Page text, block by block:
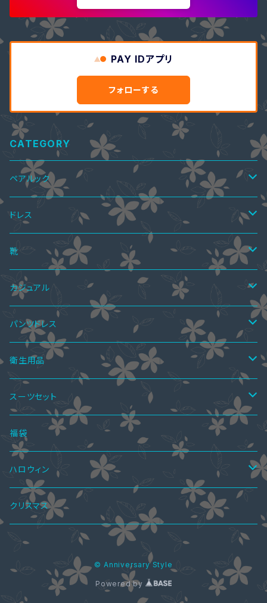
PAY IDアプリ
フォローする
CATEGORY
ペアルック
ペアTシャツ
ペアTシャツ&ワンピース
ペアニット
ペア上下セット
ペア水着
ペアインナー
ペアシャツ
ペアシャツ＆ワンピ
ペアパーカ
ペアマフラー
ペアアクセサリー
ドレス
ワンピース
ミニドレス
ミディアムドレス
ミモレ丈ドレス
オールインワン・パンツドレス
ツーピース
スカートスーツ
パンツスーツ
ボレロ・ショール
パンツドレス
パーティーバッグ
ブラウス
ドレスインナー
アクセサリー
ブラストラップ
ネックレス
ジャケット
ウエディングドレス
靴
サマーブーツ
ニーハイブーツ
ロングブーツ
ショートブーツ・ブーティー
秋ブーツ
ニーハイブーツ
ロングブーツ
ハーフブーツ
ショートブーツ・ブーティー
サンダル
レインブーツ
パンプス
ニーハイブーツ
春ブーツ
カジュアル
ワンピース
オールインワン
サロペットスカート
ツーピース
トップス
カーディガン
Tシャツ
ニット・セーター
シャツ・ブラウス
ボトムス
レギンス
スカート
パンツ
ジャケット
オールインワン
水着
パンツドレス
セットアップ
オールインワン
衛生用品
手袋
スーツセット
4点セット
2点セット
ワンピーススーツ
スカートスーツ
3点セット
5点セット
福袋
ハロウィン
ロリータ服
メイド服
クリスマス
© Anniversary Style
Powered by